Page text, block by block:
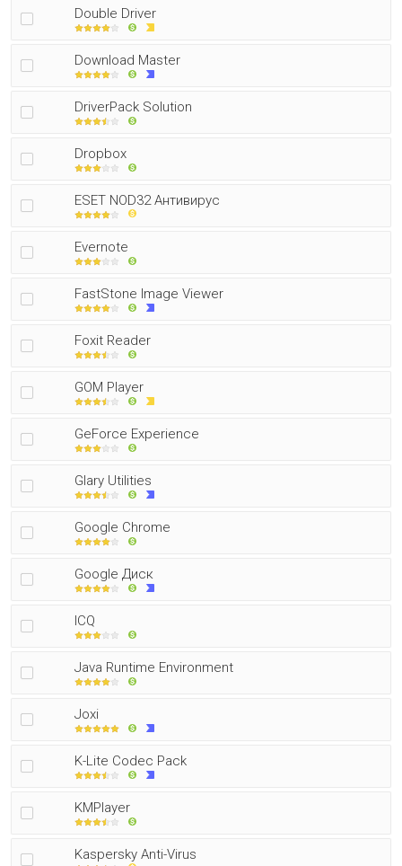
Double Driver
Download Master
DriverPack Solution
Dropbox
ESET NOD32 Антивирус
Evernote
FastStone Image Viewer
Foxit Reader
GOM Player
GeForce Experience
Glary Utilities
Google Chrome
Google Диск
ICQ
Java Runtime Environment
Joxi
K-Lite Codec Pack
KMPlayer
Kaspersky Anti-Virus